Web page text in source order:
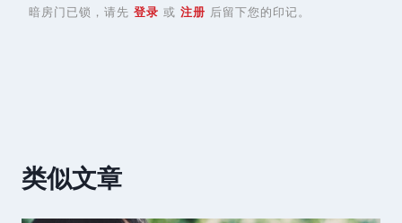
暗房门已锁，请先 登录 或 注册 后留下您的印记。
类似文章